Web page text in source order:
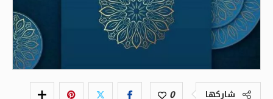
شاركها 0